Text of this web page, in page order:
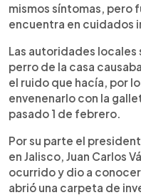
mismos síntomas, pero
encuentra en cuidados
Las autoridades locales
perro de la casa
el ruido que hacía, por
envenenarlo con la
pasado 1 de febrero.
Por su parte el
en Jalisco, Juan Carlos
ocurrido y dio a
abrió una carpeta de